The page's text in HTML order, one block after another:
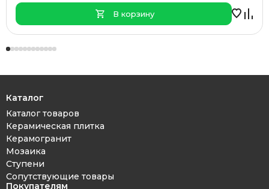
В корзину
Каталог
Каталог товаров
Керамическая плитка
Керамогранит
Мозаика
Ступени
Сопутствующие товары
Покупателям